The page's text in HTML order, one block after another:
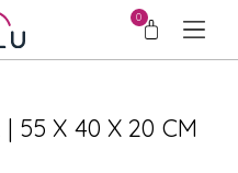
0
55 X 40 X 20 CM